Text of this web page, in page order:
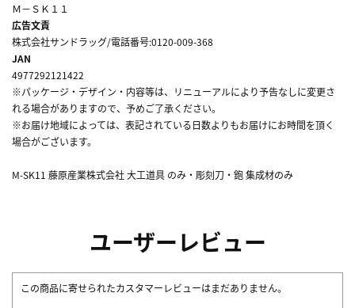
Ｍ－ＳＫ１１
広告文責
株式会社サンドラッグ/電話番号:0120-009-368
JAN
4977292121422
※パッケージ・デザイン・内容等は、リニューアルにより予告なしに変更さ
れる場合がありますので、予めご了承ください。
※お届け地域によっては、表記されている日数よりもお届けにお時間を頂く
場合がございます。
M-SK11 藤原産業株式会社 大工道具 のみ・彫刻刀・鉋 集成材のみ
ユーザーレビュー
この商品に寄せられたカスタマーレビューはまだありません。